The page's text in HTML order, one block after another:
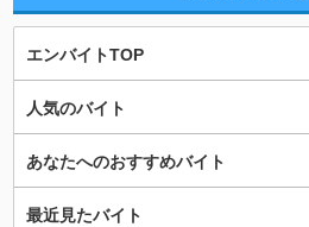
エンバイトTOP
人気のバイト
あなたへのおすすめバイト
最近見たバイト